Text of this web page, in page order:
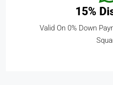
15%
Valid On 0% Down